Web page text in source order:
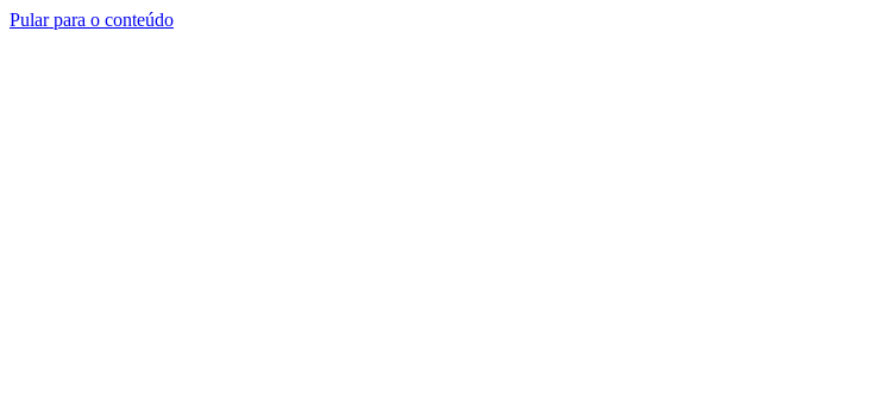
Pular para o conteúdo